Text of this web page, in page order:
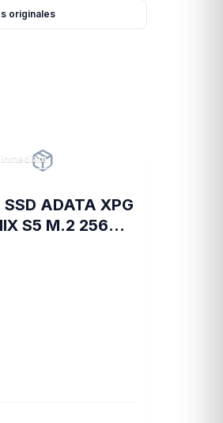
originales
inmediata
SSD ADATA XPG
S5 M.2 256GB